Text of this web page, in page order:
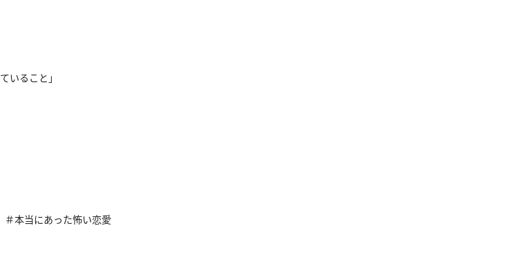
いること」
本当にあった怖い恋愛